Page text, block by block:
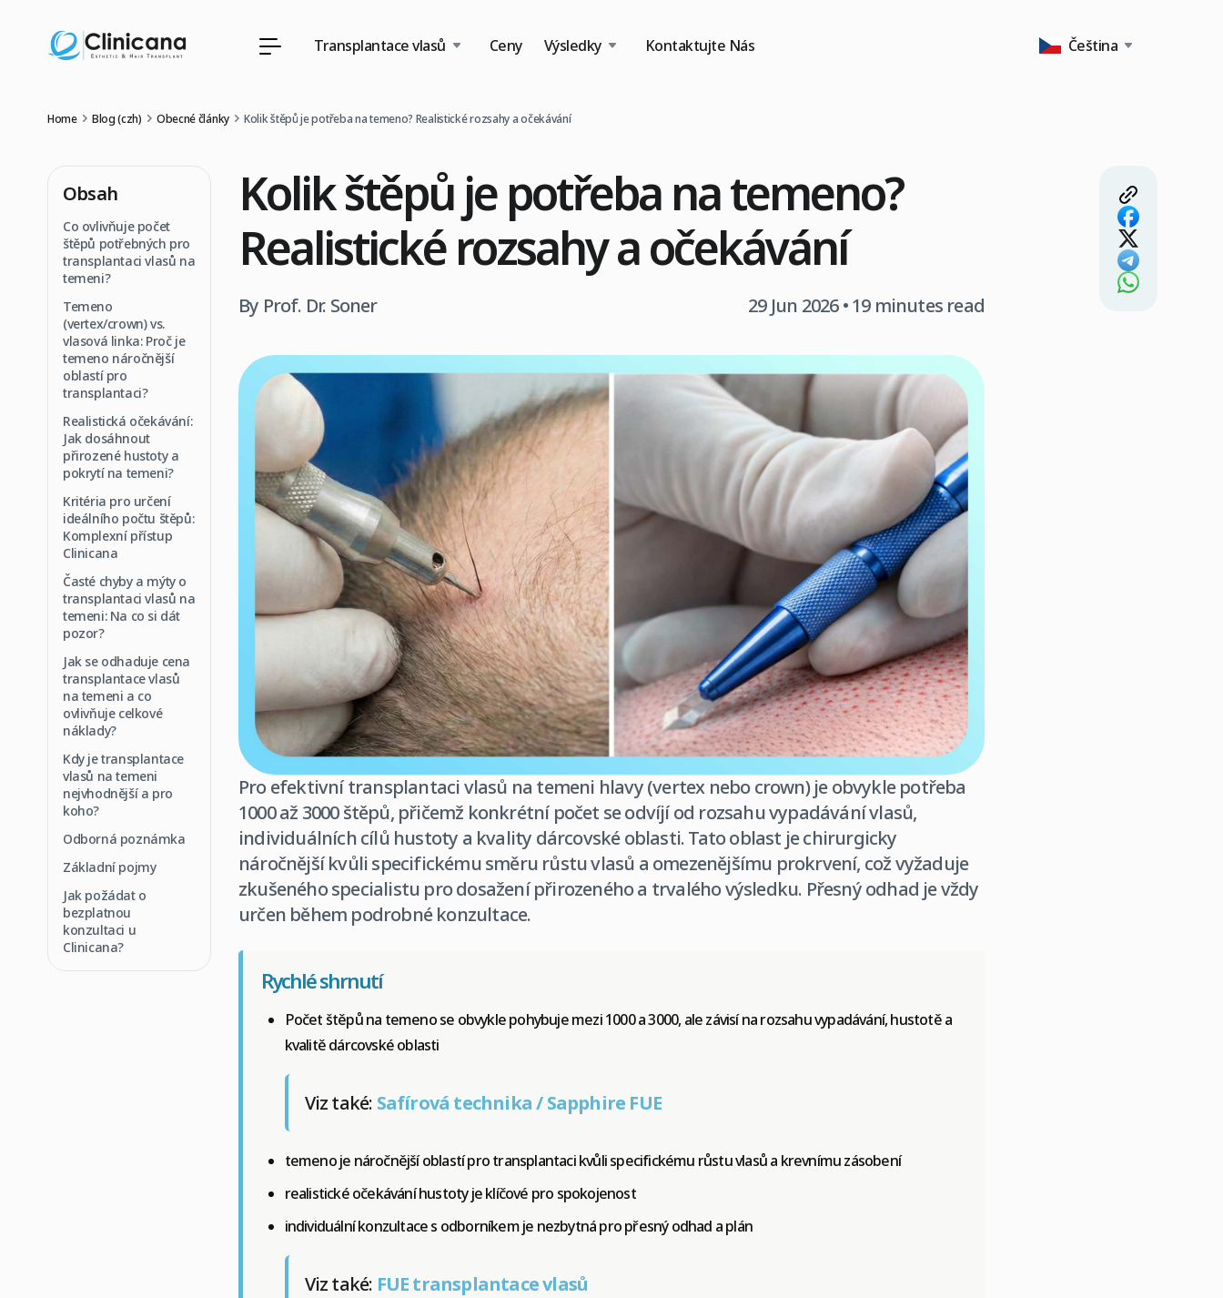
Transplantace vlasů Ceny Výsledky Kontaktujte Nás Čeština
Home Blog (czh) Obecné články Kolik štěpů je potřeba na temeno? Realistické rozsahy a očekávání
Obsah
Co ovlivňuje počet
štěpů potřebných pro
transplantaci vlasů na
temeni?
Temeno
(vertex/crown) vs.
vlasová linka: Proč je
temeno náročnější
oblastí pro
transplantaci?
Realistická očekávání:
Jak dosáhnout
přirozené hustoty a
pokrytí na temeni?
Kritéria pro určení
ideálního počtu štěpů:
Komplexní přístup
Clinicana
Časté chyby a mýty o
transplantaci vlasů na
temeni: Na co si dát
pozor?
Jak se odhaduje cena
transplantace vlasů
na temeni a co
ovlivňuje celkové
náklady?
Kdy je transplantace
vlasů na temeni
nejvhodnější a pro
koho?
Odborná poznámka
Základní pojmy
Jak požádat o
bezplatnou
konzultaci u
Clinicana?
Kolik štěpů je potřeba na temeno?
Realistické rozsahy a očekávání
By Prof. Dr. Soner 29 Jun 2026• 19 minutes read
Pro efektivní transplantaci vlasů na temeni hlavy (vertex nebo crown) je obvykle potřeba
1000 až 3000 štěpů, přičemž konkrétní počet se odvíjí od rozsahu vypadávání vlasů,
individuálních cílů hustoty a kvality dárcovské oblasti. Tato oblast je chirurgicky
náročnější kvůli specifickému směru růstu vlasů a omezenějšímu prokrvení, což vyžaduje
zkušeného specialistu pro dosažení přirozeného a trvalého výsledku. Přesný odhad je vždy
určen během podrobné konzultace.
Rychlé shrnutí
Počet štěpů na temeno se obvykle pohybuje mezi 1000 a 3000, ale závisí na rozsahu vypadávání, hustotě a
kvalitě dárcovské oblasti
Viz také: Safírová technika / Sapphire FUE
temeno je náročnější oblastí pro transplantaci kvůli specifickému růstu vlasů a krevnímu zásobení
realistické očekávání hustoty je klíčové pro spokojenost
individuální konzultace s odborníkem je nezbytná pro přesný odhad a plán
Viz také: FUE transplantace vlasů